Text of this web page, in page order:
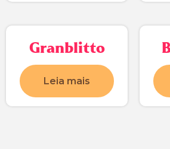
Granblitto
Leia mais